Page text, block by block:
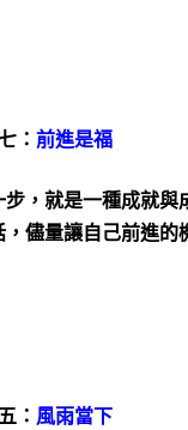
：前進是福
，就是一種成就
儘量讓自己前進的
： 風雨當下